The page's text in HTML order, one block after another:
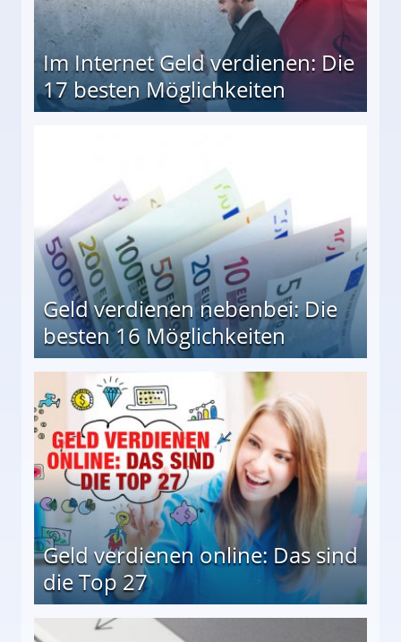
Im Internet Geld verdienen: Die
17 besten Möglichkeiten
Geld verdienen nebenbei: Die
besten 16 Möglichkeiten
Geld verdienen online: Das sind
die Top 27